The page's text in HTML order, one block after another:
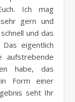
Ich mag
gern und
und das
eigentlich
aufstrebende
habe, das
Form einer
seht Ihr